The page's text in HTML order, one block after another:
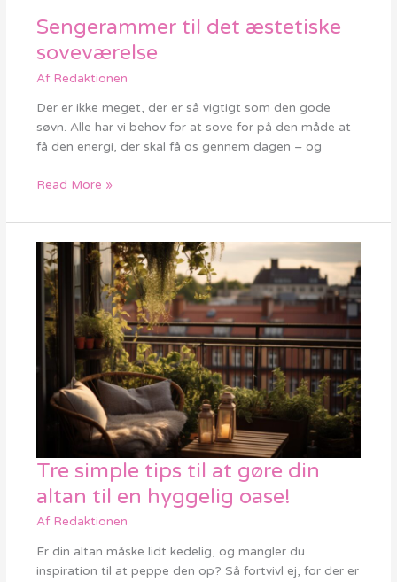
Sengerammer til det æstetiske
soveværelse
Af Redaktionen
Der er ikke meget, der er så vigtigt som den gode
søvn. Alle har vi behov for at sove for på den måde at
få den energi, der skal få os gennem dagen – og
Sengerammer
det
æstetiske
soveværelse
Read More »
Tre simple tips til at gøre din
altan til en hyggelig oase!
Af Redaktionen
Er din altan måske lidt kedelig, og mangler du
inspiration til at peppe den op? Så fortvivl ej, for der er
Tre
simple
tips
til
at
gøre